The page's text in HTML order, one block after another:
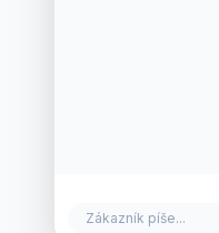
Zákazník píše...